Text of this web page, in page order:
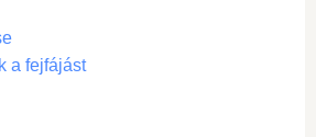
a fejfájást